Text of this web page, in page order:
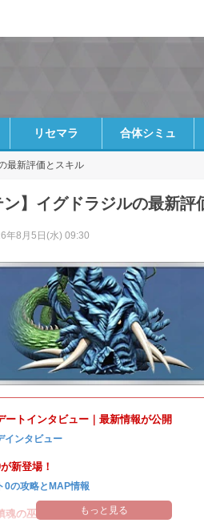
リセマラ 合体シミュ
最新評価とスキル
ン】イグドラジルの最新評
年8月5日(水) 09:30
ートインタビュー｜最新情報が公開
インタビュー
新登場！
0の攻略とMAP情報
魂の巫女イベント開催！
もっと見る